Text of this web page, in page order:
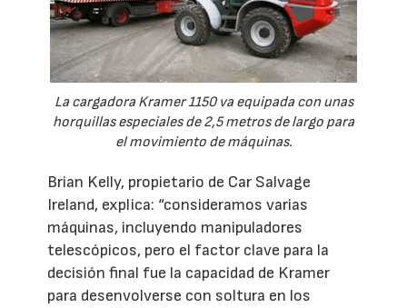
La cargadora Kramer 1150 va equipada con unas
horquillas especiales de 2,5 metros de largo para
el movimiento de máquinas.
Brian Kelly, propietario de Car Salvage
Ireland, explica: “consideramos varias
máquinas, incluyendo manipuladores
telescópicos, pero el factor clave para la
decisión final fue la capacidad de Kramer
para desenvolverse con soltura en los